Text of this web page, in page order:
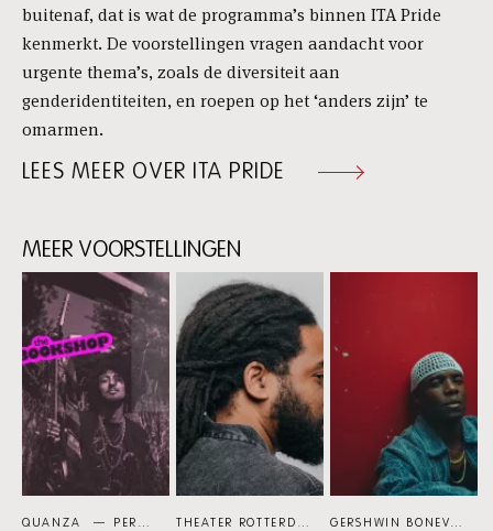
buitenaf, dat is wat de programma’s binnen ITA Pride
kenmerkt. De voorstellingen vragen aandacht voor
urgente thema’s, zoals de diversiteit aan
genderidentiteiten, en roepen op het ‘anders zijn’ te
omarmen.
LEES MEER OVER ITA PRIDE
MEER VOORSTELLINGEN
Skip
content:
Meer
voorstellingen
QUANZA PERSPECTIEF THEATER ROTTERDAM / GLEN FARIA / PRISCILLA VAUDELLE / ZO! GOSPEL CHOIR GERSHWIN BONEVACIA